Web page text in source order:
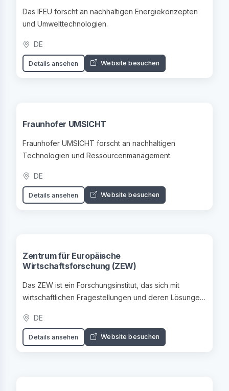
Das IFEU forscht an nachhaltigen Energiekonzepten
und Umwelttechnologien.
DE
Details ansehen Website besuchen
Fraunhofer UMSICHT
Fraunhofer UMSICHT forscht an nachhaltigen
Technologien und Ressourcenmanagement.
DE
Details ansehen Website besuchen
Zentrum für Europäische
Wirtschaftsforschung (ZEW)
Das ZEW ist ein Forschungsinstitut, das sich mit
wirtschaftlichen Fragestellungen und deren Lösungen
DE
Details ansehen Website besuchen